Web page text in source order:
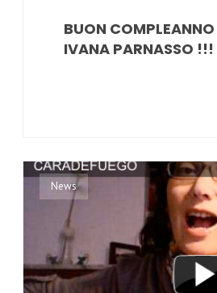
BUON
IVANA PARNASSO !!!
News